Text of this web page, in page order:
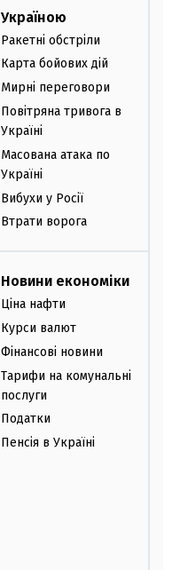
Україною
Ракетні обстріли
Карта бойових дій
Мирні переговори
Повітряна тривога в
Україні
Масована атака по
Україні
Вибухи у Росії
Втрати ворога
Новини економіки
Ціна нафти
Курси валют
Фінансові новини
Тарифи на комунальні
послуги
Податки
Пенсія в Україні